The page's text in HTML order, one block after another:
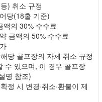
) 취소 규정
당(18홀 기준)
액의 30% 수수료
금액의 50% 수수료
당 골프장의 자체 취소 규정
수 있으며, 이 경우 골프장
명 참조)
정 시 변경·취소·환불이 제